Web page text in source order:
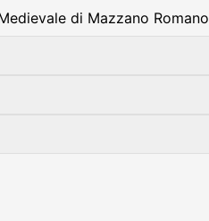
di Mazzano Romano